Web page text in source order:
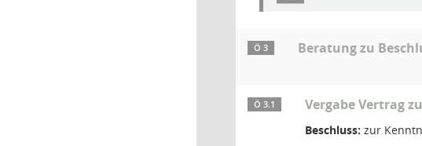
Ö 3 Beratung zu
Ö 3.1 Vergabe Vertrag
Beschluss: zur